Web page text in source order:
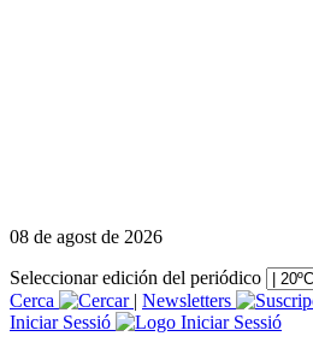
08 de agost de 2026
Seleccionar edición del periódico
Cerca
| Newsletters
Iniciar Sessió